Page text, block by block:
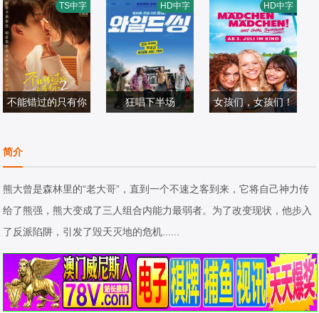
艾丽尔·塔图姆,Ab
idzar·Al·Ghifari
喜剧片
2025/印度尼西亚
维绍尔,拉姆亚·克
里希南,艾西瓦娅·
莱克希米,Karuna
s,Sreeja·Ravi
喜剧片
2026/印度
陆永,郑诗君,曾志
伟,林嘉欣,卢巧音,
周俊伟
喜剧片
2008/香港
不能错过的只有你
业明,刘流,陶红,赵
熙玥,黄品沅,赵晋,
田东霖,赵汉军,王
彩平
喜剧片
2026/中国大陆
TS中字
狂唱下半场
吴正世
2026/韩国
HD中字
女孩们，女孩们！
sky,Nhung·Hong
2025/德国
HD中字
简介
熊大曾是森林里的“老大哥”，直到一个不速之客到来，它将自己神力传
给了熊强，熊大变成了三人组合内能力最弱者。为了改变现状，他步入
了反派陷阱，引发了毁天灭地的危机......